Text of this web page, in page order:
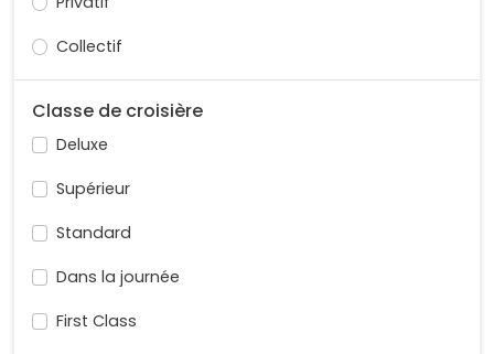
Collectif
Classe de croisière
Deluxe
Supérieur
Standard
Dans la journée
First Class